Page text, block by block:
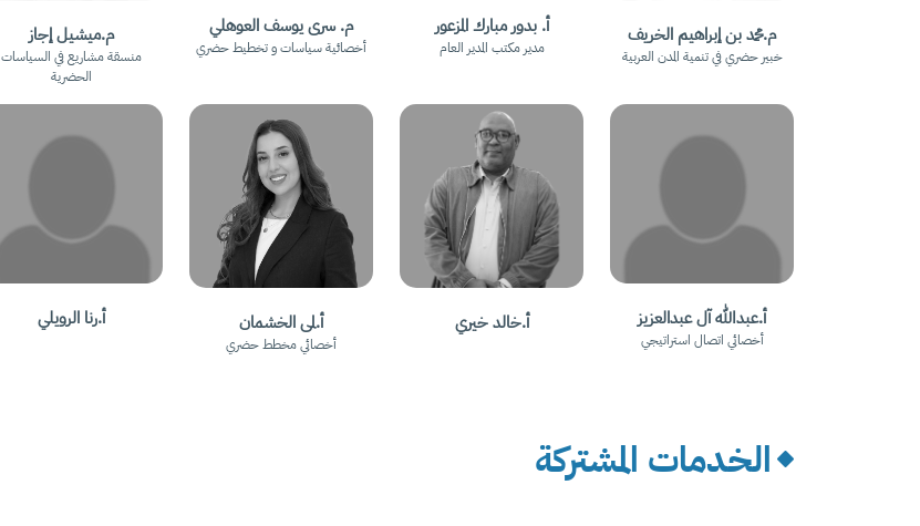
م.محمد بن إبراهيم الخريف
خبير حضري في تنمية المدن العربية
أ. بدور مبارك المزعور
مدير مكتب المدير العام
م. سرى يوسف العوهلي
أخصائية سياسات و تخطيط حضري
م.ميشيل إجاز
منسقة مشاريع في السياسات
الحضرية
أ.عبدالله آل عبدالعزيز
أخصائي اتصال استراتيجي
أ.خالد خيري أ.لمى الخشمان
أخصائي مخطط حضري
أ.رنا الرويلي
الخدمات المشتركة